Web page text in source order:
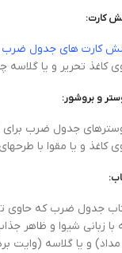
کارت:
کارت های جدول ضرب
کاغذ تحریر و یا گلاسه
و بروشور:
کاغذ و یا مقوا با
جدول ضرب که حاوی
با زبانی شیوا و ظاهر
مداد) و یا گلاسه (وایت